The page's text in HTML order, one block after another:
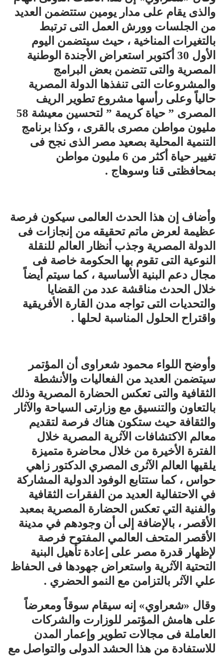
والذى يقام على مدار يومين ستتضمن العديد
من الجلسات وورش العمل التى ترتبط
بالتغيرات المناخية ، حيث سيتضمن اليوم
الأول 30 أكتوبر استعراض الأجندة الوطنية
المصرية والتى تتضمن بعض البرامج
والمشروعات التى تنفذها الدولة المصرية
حالياً وعلى رأسها مشروع تطوير الريف
المصرى ” حياة كريمة ” لتحسين معيشة 58
مليون مواطن مصرى بالقرى ، وكذا برنامج
التنمية المحلية بصعيد مصر الذى نجح فى
تغيير حياة أكثر من 6 مليون مواطن
بمحافظتى قنا وسوهاج .
وأضاف إن هذا الحدث العالمى سيكون فرصة
عظيمة لعرض ماتم تحقيقه من إنجازات فى
الدولة المصرية وجذب أنظار العالم للنقلة
النوعية التى تقوم بها الحكومة خاصة فى
مجال دعم البنية الأساسية ، كما سيتم أيضاً
خلال الحدث مناقشة عدد من القضايا
والتحديات التى تواجه مدن القارة الأفريقية
واقتراح الحلول المناسبة لحلها .
وأوضح اللواء محمود شعراوى أن المؤتمر
سيتضمن العديد من الفعاليات والأنشطة
الثقافية والتى تعكس الحضارة المصرية وذلك
بالتعاون والتنسيق مع وزارتى السياحة والآثار
والثقافة حيث ستكون هناك فرصة لتقديم
معالم الاكتشافات الآثرية المصرية خلال
الفترة الأخيرة من خلال محاضرة متميزة
يلقيها العالم الآثرى المصري الدكتور زاهي
حواس ، كما ستتابع الوفود الدولية المشاركة
في الاحتفالية العديد من الفقرات الثقافية
والفنية التي تعكس الحضارة المصرية بمعبد
الأقصر ، بالإضافة إلى أن وجودهم في مدينة
الأقصر المتحف العالمي المفتوح فرصة
لإظهار قدرة مصر على إعادة تأهيل البنية
التحتية الآثرية واستعراض جهودها فى الحفاظ
علي الآثر بالتزامن مع النمو الحضري .
وقال «شعراوي» إنه سيقام سوقاً ومعرضاً
على هامش المؤتمر للوزارت والشركات
العاملة فى مجالات تطوير وإعمار المدن
للاستفادة من هذا الحشد الدولى والتواصل مع